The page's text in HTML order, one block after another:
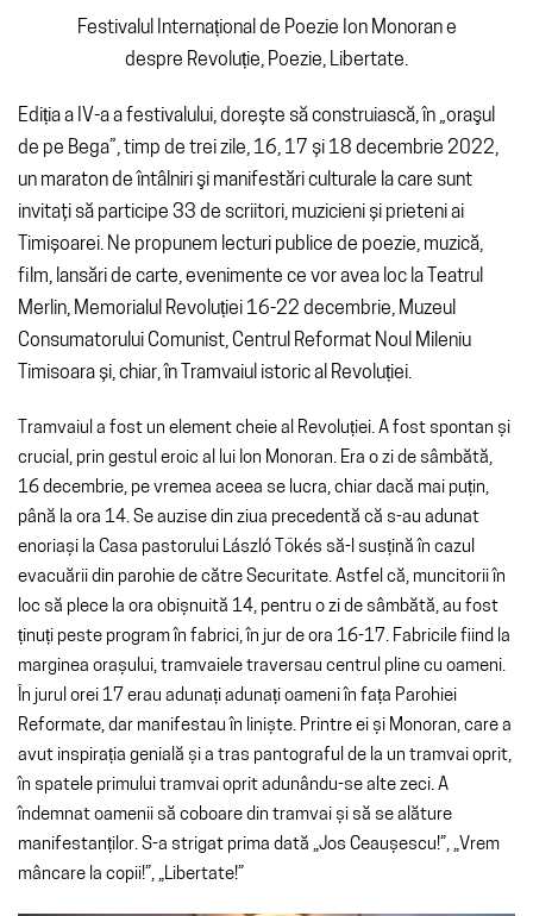
Festivalul Internațional de Poezie Ion Monoran e
despre Revoluție, Poezie, Libertate.
Ediția a IV-a a festivalului, dorește să construiască, în „oraşul
de pe Bega”, timp de trei zile, 16, 17 și 18 decembrie 2022,
un maraton de întâlniri şi manifestări culturale la care sunt
invitaţi să participe 33 de scriitori, muzicieni și prieteni ai
Timișoarei. Ne propunem lecturi publice de poezie, muzică,
film, lansări de carte, evenimente ce vor avea loc la Teatrul
Merlin, Memorialul Revoluției 16-22 decembrie, Muzeul
Consumatorului Comunist, Centrul Reformat Noul Mileniu
Timisoara și, chiar, în Tramvaiul istoric al Revoluției.
Tramvaiul a fost un element cheie al Revoluției. A fost spontan și
crucial, prin gestul eroic al lui Ion Monoran. Era o zi de sâmbătă,
16 decembrie, pe vremea aceea se lucra, chiar dacă mai puțin,
până la ora 14. Se auzise din ziua precedentă că s-au adunat
enoriași la Casa pastorului László Tőkés să-l susțină în cazul
evacuării din parohie de către Securitate. Astfel că, muncitorii în
loc să plece la ora obișnuită 14, pentru o zi de sâmbătă, au fost
ținuți peste program în fabrici, în jur de ora 16-17. Fabricile fiind la
marginea orașului, tramvaiele traversau centrul pline cu oameni.
În jurul orei 17 erau adunați adunați oameni în fața Parohiei
Reformate, dar manifestau în liniște. Printre ei și Monoran, care a
avut inspirația genială și a tras pantograful de la un tramvai oprit,
în spatele primului tramvai oprit adunându-se alte zeci. A
îndemnat oamenii să coboare din tramvai și să se alăture
manifestanților. S-a strigat prima dată „Jos Ceaușescu!”, „Vrem
mâncare la copii!”, „Libertate!”